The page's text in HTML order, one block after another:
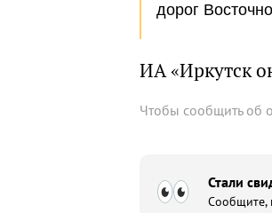
дорог
ИА «Иркутск
Чтобы сообщить об
Стали
Сообщите,